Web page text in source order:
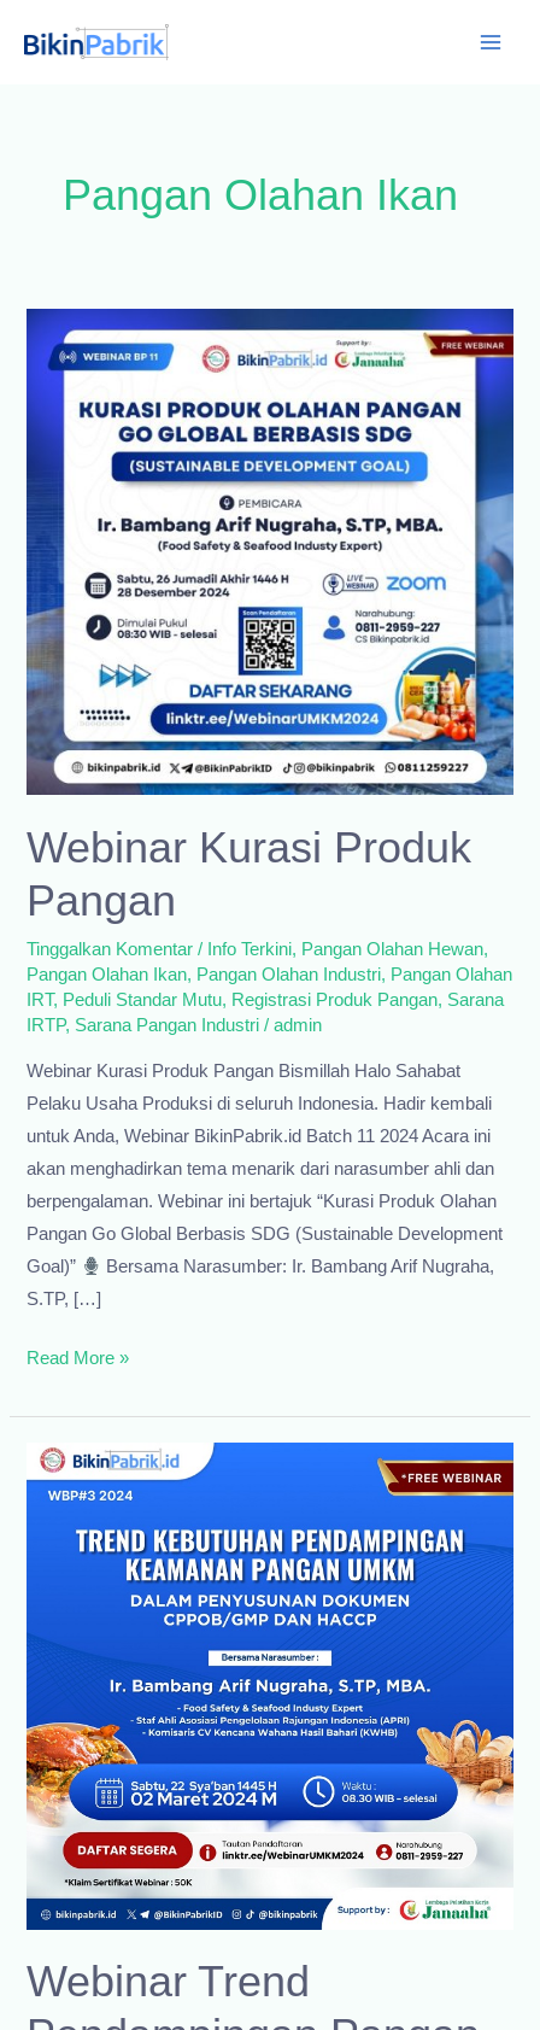
Pangan Olahan Ikan
Webinar Kurasi Produk
Pangan
Tinggalkan Komentar / Info Terkini, Pangan Olahan Hewan,
Pangan Olahan Ikan, Pangan Olahan Industri, Pangan Olahan
IRT, Peduli Standar Mutu, Registrasi Produk Pangan, Sarana
IRTP, Sarana Pangan Industri /admin
Webinar Kurasi Produk Pangan Bismillah Halo Sahabat
Pelaku Usaha Produksi di seluruh Indonesia. Hadir kembali
untuk Anda, Webinar BikinPabrik.id Batch 11 2024 Acara ini
akan menghadirkan tema menarik dari narasumber ahli dan
berpengalaman. Webinar ini bertajuk “Kurasi Produk Olahan
Pangan Go Global Berbasis SDG (Sustainable Development
Goal)”
Bersama Narasumber: Ir. Bambang Arif Nugraha,
S.TP, […]
Webinar
Produk
Pangan
Read More »
Webinar Trend